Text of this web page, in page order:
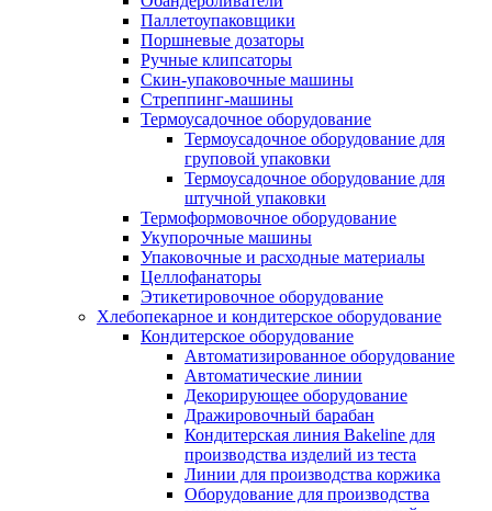
Паллетоупаковщики
Поршневые дозаторы
Ручные клипсаторы
Скин-упаковочные машины
Стреппинг-машины
Термоусадочное оборудование
Термоусадочное оборудование для
груповой упаковки
Термоусадочное оборудование для
штучной упаковки
Термоформовочное оборудование
Укупорочные машины
Упаковочные и расходные материалы
Целлофанаторы
Этикетировочное оборудование
Хлебопекарное и кондитерское оборудование
Кондитерское оборудование
Автоматизированное оборудование
Автоматические линии
Декорирующее оборудование
Дражировочный барабан
Кондитерская линия Bakeline для
производства изделий из теста
Линии для производства коржика
Оборудование для производства